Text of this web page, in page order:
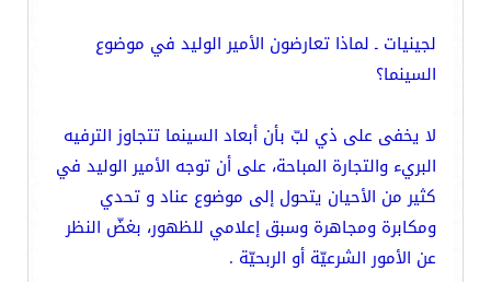
لجينيات ـ لماذا تعارضون الأمير الوليد في موضوع
السينما؟
لا يخفى على ذي لبّ بأن أبعاد السينما تتجاوز الترفيه
البريء والتجارة المباحة، على أن توجه الأمير الوليد في
كثير من الأحيان يتحول إلى موضوع عناد و تحدي
ومكابرة ومجاهرة وسبق إعلامي للظهور، بغضّ النظر
عن الأمور الشرعيّة أو الربحيّة .